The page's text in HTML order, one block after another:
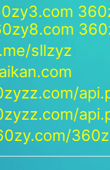
sllzyz